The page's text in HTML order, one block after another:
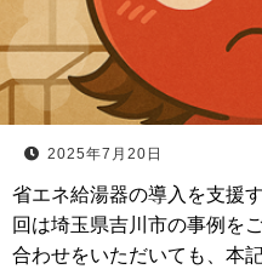
2025年7月20日
省エネ給湯器の導入を支援
回は埼玉県吉川市の事例を
合わせをいただいても、本